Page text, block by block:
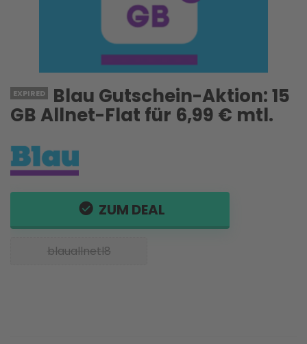
EXPIRED Blau Gutschein-Aktion: 15
GB Allnet-Flat für 6,99 € mtl.
ZUM DEAL
blauallnetl8